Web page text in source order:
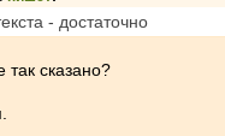
- достаточно
так сказано?